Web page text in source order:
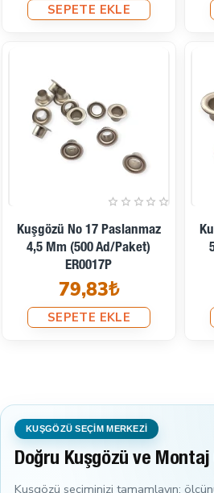
SEPETE EKLE
Kuşgözü No 17 Paslanmaz
4,5 Mm (500 Ad/Paket)
ER0017P
79,83₺
SEPETE EKLE
KUŞGÖZÜ SEÇİM MERKEZİ
Doğru Kuşgözü ve Montaj
Kuşgözü seçiminizi tamamlayın;